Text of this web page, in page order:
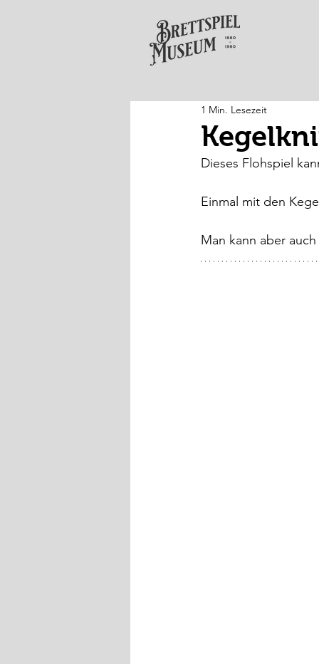
1 Min. Lesezeit
Dieses Flohspiel
Einmal mit den
Man kann aber